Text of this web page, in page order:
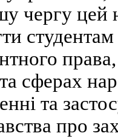
чергу цей
сферах
та
про